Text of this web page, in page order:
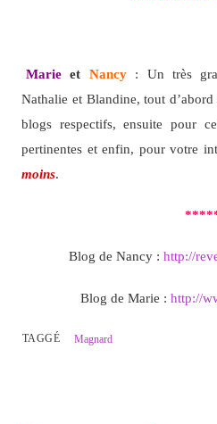
Marieet Nancy: Un très
Nathalie et Blandine, tout
blogs respectifs, ensuite pour
pertinentes et enfin, pour votre
moins.
Blog de Nancy : http://
Blog de Marie : http://
TAGGÉ Magnard